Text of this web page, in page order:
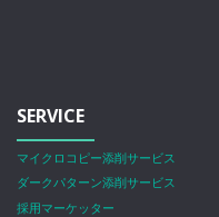
SERVICE
マイクロコピー添削サービス
ダークパターン添削サービス
採用マーケッター